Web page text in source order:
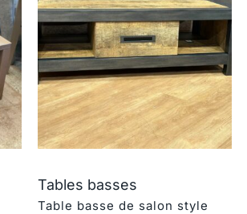
Tables basses
Table basse de salon style